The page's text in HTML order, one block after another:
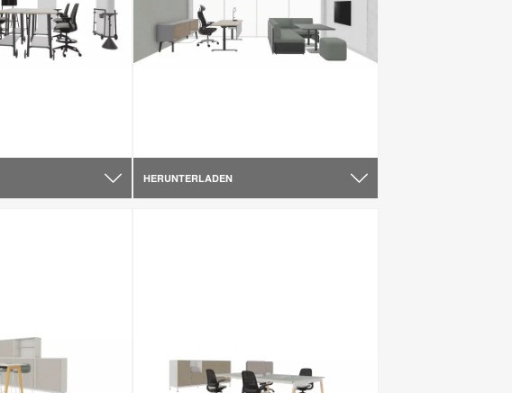
HERUNTERLADEN